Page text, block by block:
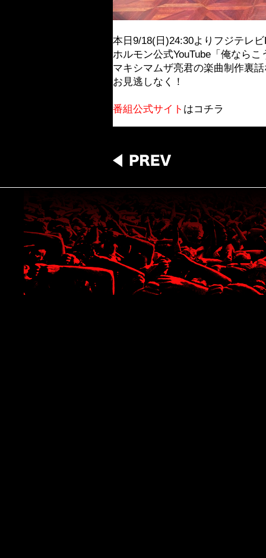
本日9/18(日)24:30よりフジテレ
ホルモン公式YouTube「俺なら
マキシマムザ亮君の楽曲制作裏
お見逃しなく！
番組公式サイト はコチラ